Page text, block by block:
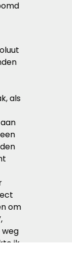
als
om
weg
ik